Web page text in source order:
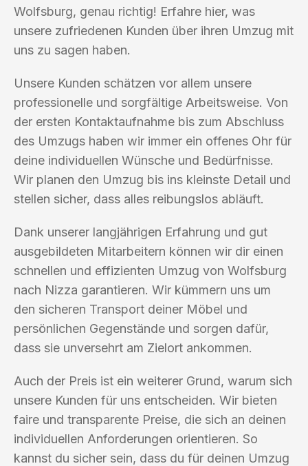
Wolfsburg, genau richtig! Erfahre hier, was
unsere zufriedenen Kunden über ihren Umzug mit
uns zu sagen haben.
Unsere Kunden schätzen vor allem unsere
professionelle und sorgfältige Arbeitsweise. Von
der ersten Kontaktaufnahme bis zum Abschluss
des Umzugs haben wir immer ein offenes Ohr für
deine individuellen Wünsche und Bedürfnisse.
Wir planen den Umzug bis ins kleinste Detail und
stellen sicher, dass alles reibungslos abläuft.
Dank unserer langjährigen Erfahrung und gut
ausgebildeten Mitarbeitern können wir dir einen
schnellen und effizienten Umzug von Wolfsburg
nach Nizza garantieren. Wir kümmern uns um
den sicheren Transport deiner Möbel und
persönlichen Gegenstände und sorgen dafür,
dass sie unversehrt am Zielort ankommen.
Auch der Preis ist ein weiterer Grund, warum sich
unsere Kunden für uns entscheiden. Wir bieten
faire und transparente Preise, die sich an deinen
individuellen Anforderungen orientieren. So
kannst du sicher sein, dass du für deinen Umzug